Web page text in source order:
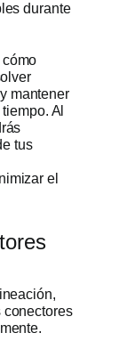
durante
mantener
Al
tus
el
conectores